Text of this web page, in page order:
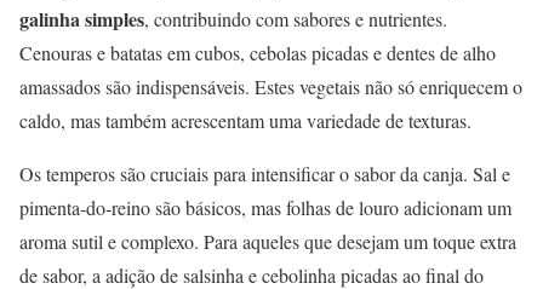
galinha simples, contribuindo com sabores e nutrientes.
Cenouras e batatas em cubos, cebolas picadas e dentes de alho
amassados são indispensáveis. Estes vegetais não só enriquecem o
caldo, mas também acrescentam uma variedade de texturas.
Os temperos são cruciais para intensificar o sabor da canja. Sal e
pimenta-do-reino são básicos, mas folhas de louro adicionam um
aroma sutil e complexo. Para aqueles que desejam um toque extra
de sabor, a adição de salsinha e cebolinha picadas ao final do